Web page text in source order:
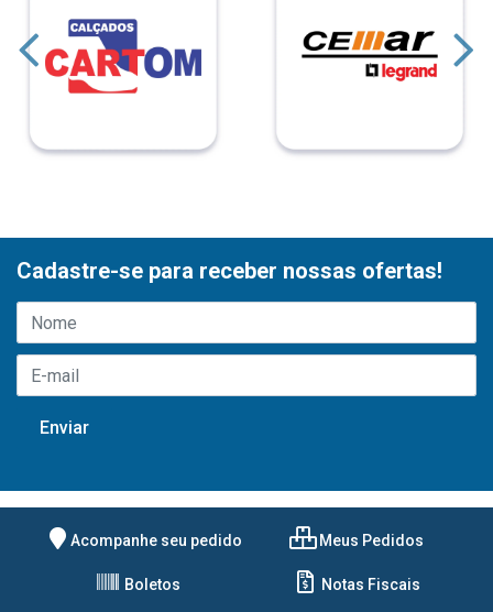
Cadastre-se para receber nossas ofertas!
Acompanhe seu pedido Meus Pedidos
Boletos Notas Fiscais